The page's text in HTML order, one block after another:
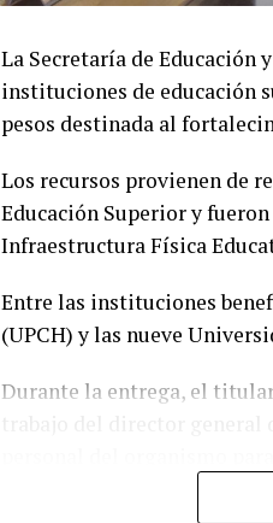
La Secretaría de Educación
instituciones de educación
pesos destinada al
Los recursos provienen de
Educación Superior y
Infraestructura Física
Entre las instituciones
(UPCH) y las nueve
Durante la entrega, el